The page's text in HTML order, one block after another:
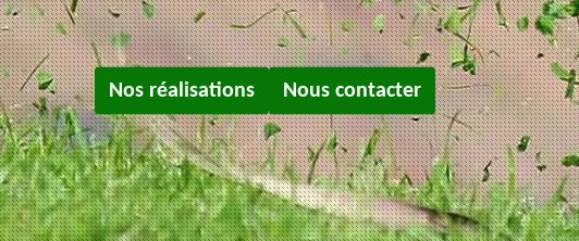
Nos réalisations Nous contacter